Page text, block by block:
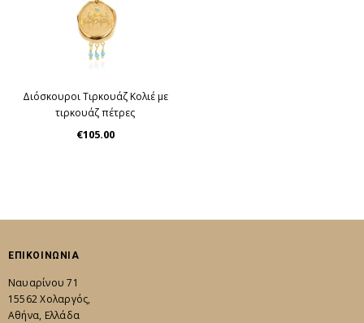
Διόσκουροι Τιρκουάζ Κολιέ με
τιρκουάζ πέτρες
€105.00
ΕΠΙΚΟΙΝΩΝΙΑ
Ναυαρίνου 71
15562 Χολαργός,
Αθήνα, Ελλάδα